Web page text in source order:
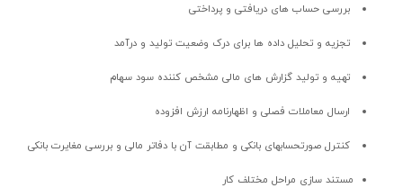
بررسی حساب های دریافتی و پرداختی
تجزیه و تحلیل داده ها برای درک وضعیت تولید و درآمد
تهیه و تولید گزارش های مالی مشخص کننده سود سهام
ارسال معاملات فصلی و اظهارنامه ارزش افزوده
کنترل صورتحسابهای بانکی و مطابقت آن با دفاتر مالی و بررسی مغایرت بانکی
مستند سازی مراحل مختلف کار